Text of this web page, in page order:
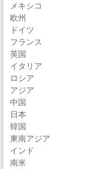
メキシコ
欧州
ドイツ
フランス
英国
イタリア
ロシア
アジア
中国
日本
韓国
東南アジア
インド
南米